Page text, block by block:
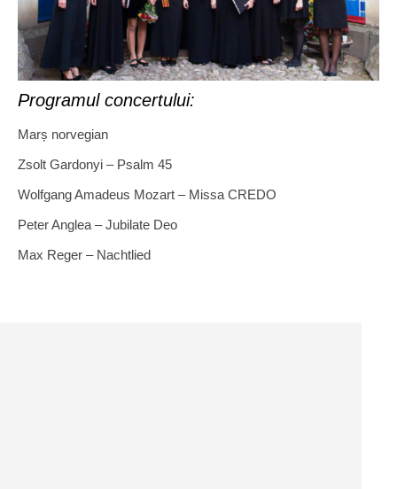
Programul concertului:
Marș norvegian
Zsolt Gardonyi – Psalm 45
Wolfgang Amadeus Mozart – Missa CREDO
Peter Anglea – Jubilate Deo
Max Reger – Nachtlied